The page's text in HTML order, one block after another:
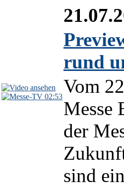
02:53
rund
Vom
Messe
der
sind